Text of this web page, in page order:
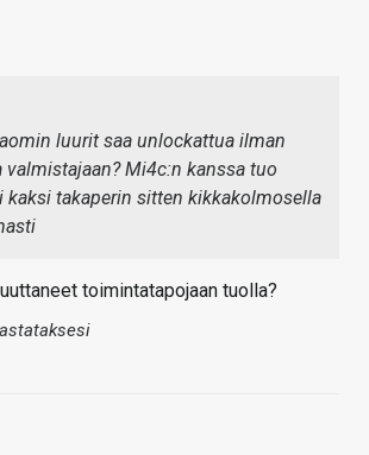
luurit saa unlockattua ilman
valmistajaan? Mi4c:n kanssa tuo
takaperin sitten kikkakolmosella
toimintatapojaan tuolla?